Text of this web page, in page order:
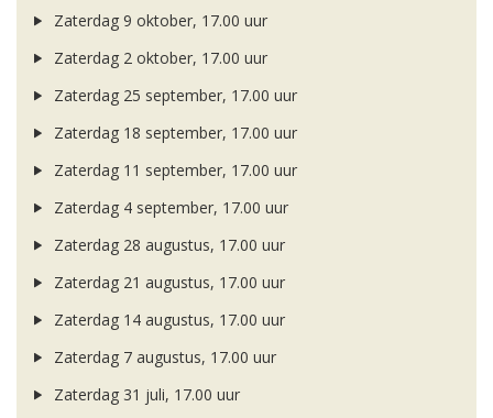
Zaterdag 9 oktober, 17.00 uur
Zaterdag 2 oktober, 17.00 uur
Zaterdag 25 september, 17.00 uur
Zaterdag 18 september, 17.00 uur
Zaterdag 11 september, 17.00 uur
Zaterdag 4 september, 17.00 uur
Zaterdag 28 augustus, 17.00 uur
Zaterdag 21 augustus, 17.00 uur
Zaterdag 14 augustus, 17.00 uur
Zaterdag 7 augustus, 17.00 uur
Zaterdag 31 juli, 17.00 uur